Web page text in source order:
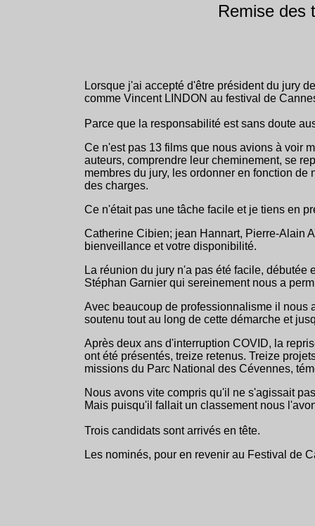
Remise des
Lorsque j'ai accepté d'être président du jury
comme Vincent LINDON au festival de
Parce que la responsabilité est sans doute
Ce n'est pas 13 films que nous avions à voir
auteurs, comprendre leur cheminement, se
membres du jury, les ordonner en fonction
des charges.
Ce n'était pas une tâche facile et je tiens en
Catherine Cibien; jean Hannart, Pierre-Alain
bienveillance et votre disponibilité.
La réunion du jury n'a pas été facile,
Stéphan Garnier qui sereinement nous a
Avec beaucoup de professionnalisme il nous
soutenu tout au long de cette démarche et
Après deux ans d'interruption COVID, la
ont été présentés, treize retenus. Treize
missions du Parc National des Cévennes,
Nous avons vite compris qu'il ne s'agissait
Mais puisqu'il fallait un classement nous
Trois candidats sont arrivés en tête.
Les nominés, pour en revenir au Festival de